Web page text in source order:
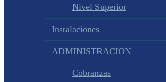
Nivel Superior
Instalaciones
ADMINISTRACION
Cobranzas